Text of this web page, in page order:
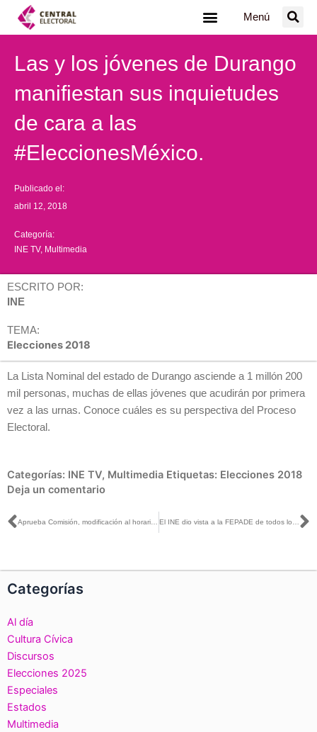
Menú
Las y los jóvenes de Durango
manifiestan sus inquietudes
de cara a las
#EleccionesMéxico.
Publicado el:
abril 12, 2018
Categoría:
INE TV, Multimedia
ESCRITO POR:
INE
TEMA:
Elecciones 2018
La Lista Nominal del estado de Durango asciende a 1 millón 200
mil personas, muchas de ellas jóvenes que acudirán por primera
vez a las urnas. Conoce cuáles es su perspectiva del Proceso
Electoral.
Categorías: INE TV, Multimedia Etiquetas: Elecciones 2018
Deja un comentario
Ant
Categorías
Al día
Cultura Cívica
Discursos
Elecciones 2025
Especiales
Estados
Multimedia